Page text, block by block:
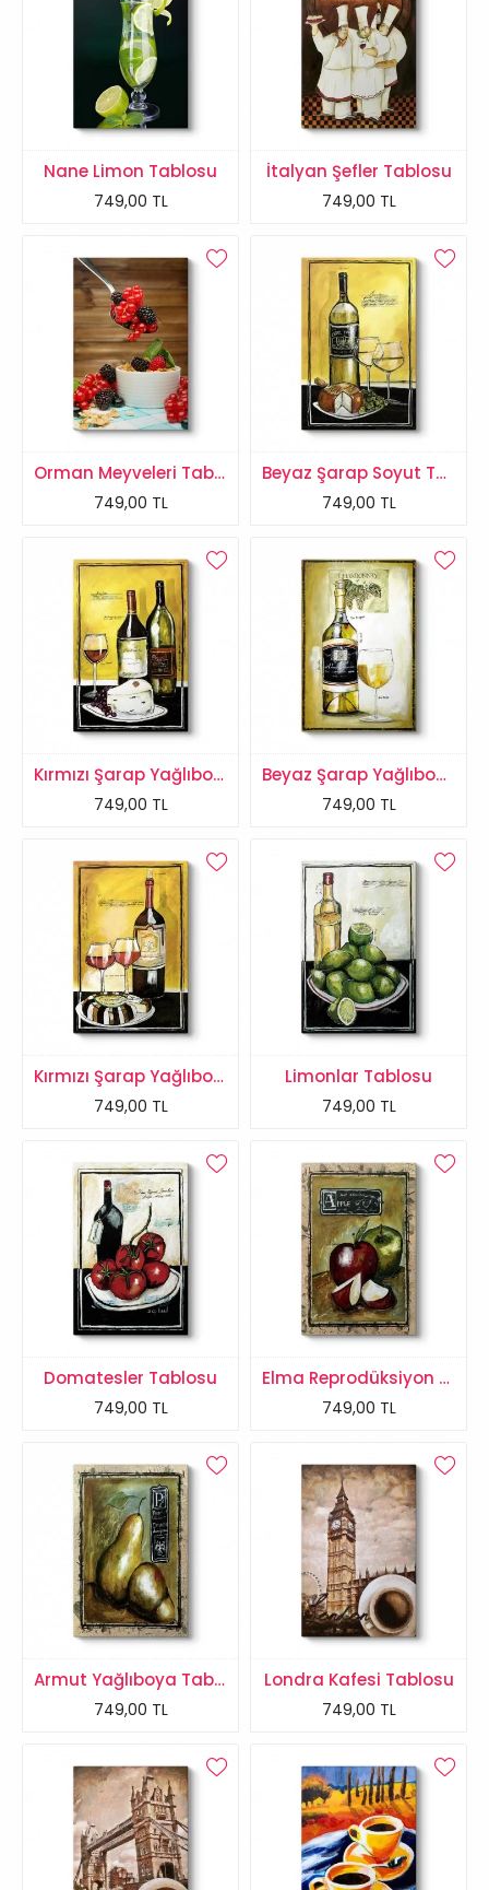
Nane Limon Tablosu
749,00 TL
İtalyan Şefler Tablosu
749,00 TL
Orman Meyveleri Tablosu
749,00 TL
Beyaz Şarap Soyut Tablo
749,00 TL
Kırmızı Şarap Yağlıboya 2 Tablo
749,00 TL
Beyaz Şarap Yağlıboya Tablo
749,00 TL
Kırmızı Şarap Yağlıboya Tablo
749,00 TL
Limonlar Tablosu
749,00 TL
Domatesler Tablosu
749,00 TL
Elma Reprodüksiyon Tablo
749,00 TL
Armut Yağlıboya Tablosu
749,00 TL
Londra Kafesi Tablosu
749,00 TL